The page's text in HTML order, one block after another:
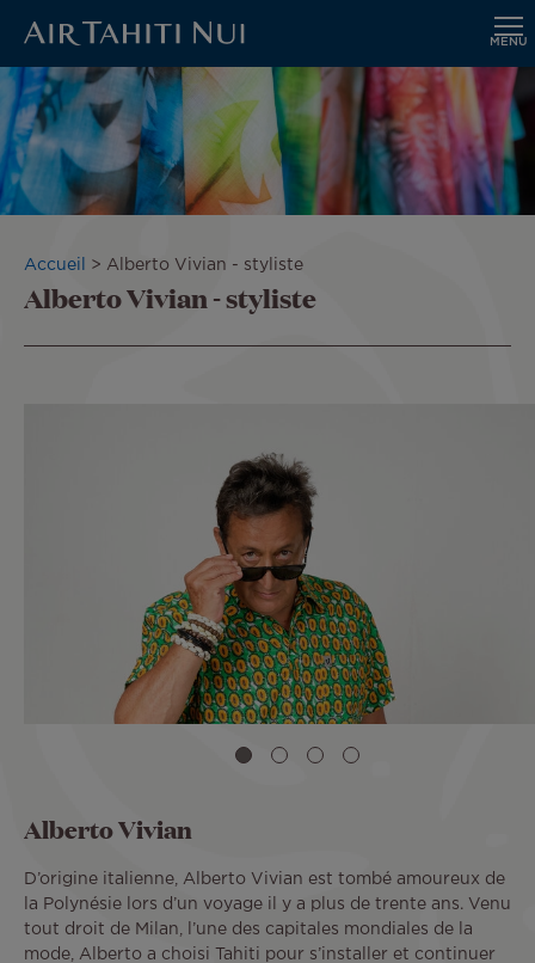
Aller
au
contenu
principal
MENU
Fil
d'Ariane
Accueil Alberto Vivian - styliste
Alberto Vivian - styliste
Alberto Vivian
D’origine italienne, Alberto Vivian est tombé amoureux de
la Polynésie lors d’un voyage il y a plus de trente ans. Venu
tout droit de Milan, l’une des capitales mondiales de la
mode, Alberto a choisi Tahiti pour s’installer et continuer